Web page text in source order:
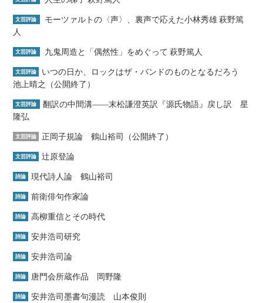
文芸評論
モーツァルトの〈声〉、裏声で応えた小林秀雄 萩野篤
人
文芸評論 九鬼周造と「偶然性」をめぐって 萩野篤人
文芸評論
いつの日か、ロックはザ・バンドのものとなるだろう
池上晴之（公開終了）
文芸評論
翻訳の中間溝――末松謙澄英訳『源氏物語』戻し訳 星
隆弘
文芸評論 正岡子規論 鶴山裕司（公開終了）
文芸評論 辻原登論
詩論 現代詩人論 鶴山裕司
詩論 前衛俳句作家論
詩論 高柳重信とその時代
詩論 安井浩司研究
詩論 安井浩司論
詩論 唐門会所蔵作品 岡野隆
詩論 安井浩司墨書句漫読 山本俊則